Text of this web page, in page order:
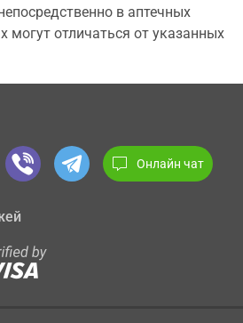
в аптечных
могут отличаться от указанных
Онлайн чат